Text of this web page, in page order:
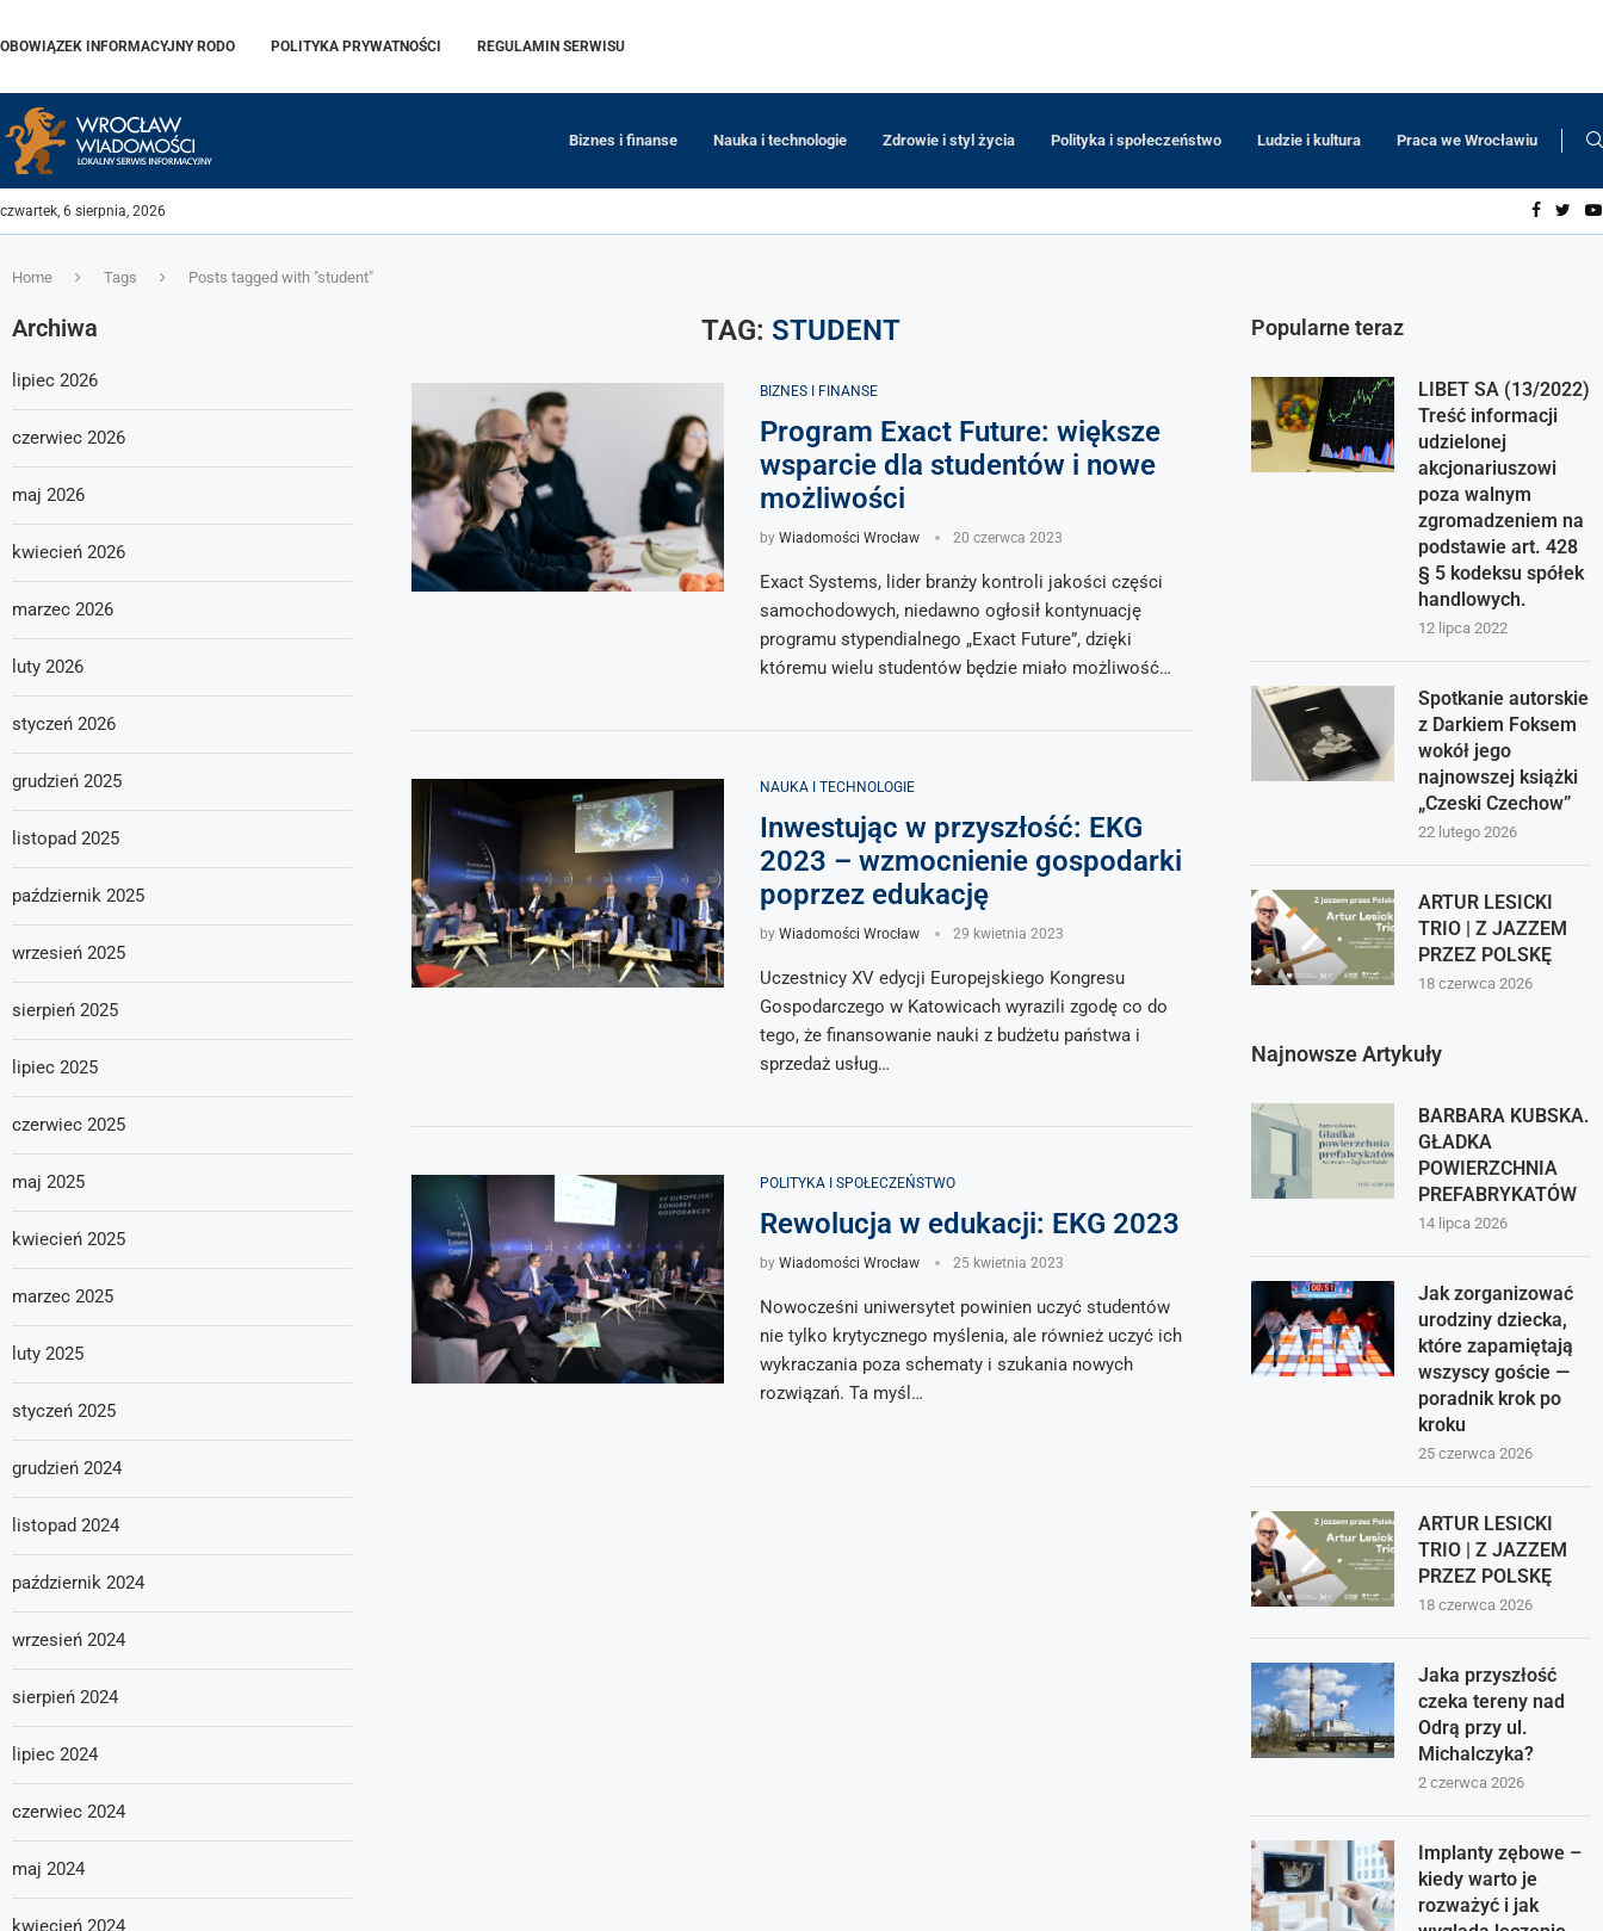
OBOWIĄZEK INFORMACYJNY RODO POLITYKA PRYWATNOŚCI REGULAMIN SERWISU
Biznes i finanse Nauka i technologie Zdrowie i styl życia Polityka i społeczeństwo Ludzie i kultura Praca we Wrocławiu
czwartek, 6 sierpnia, 2026
Home Tags Posts tagged with "student"
TAG:STUDENT
BIZNES I FINANSE
Program Exact Future: większe
wsparcie dla studentów i nowe
możliwości
by Wiadomości Wrocław 20 czerwca 2023
Exact Systems, lider branży kontroli jakości części
samochodowych, niedawno ogłosił kontynuację
programu stypendialnego „Exact Future”, dzięki
któremu wielu studentów będzie miało możliwość…
NAUKA I TECHNOLOGIE
Inwestując w przyszłość: EKG
2023 – wzmocnienie gospodarki
poprzez edukację
by Wiadomości Wrocław 29 kwietnia 2023
Uczestnicy XV edycji Europejskiego Kongresu
Gospodarczego w Katowicach wyrazili zgodę co do
tego, że finansowanie nauki z budżetu państwa i
sprzedaż usług…
POLITYKA I SPOŁECZEŃSTWO
Rewolucja w edukacji: EKG 2023
by Wiadomości Wrocław 25 kwietnia 2023
Nowocześni uniwersytet powinien uczyć studentów
nie tylko krytycznego myślenia, ale również uczyć ich
wykraczania poza schematy i szukania nowych
rozwiązań. Ta myśl…
Popularne teraz
LIBET SA (13/2022)
Treść informacji
udzielonej
akcjonariuszowi
poza walnym
zgromadzeniem na
podstawie art. 428
§ 5 kodeksu spółek
handlowych.
12 lipca 2022
Spotkanie autorskie
z Darkiem Foksem
wokół jego
najnowszej książki
„Czeski Czechow”
22 lutego 2026
ARTUR LESICKI
TRIO | Z JAZZEM
PRZEZ POLSKĘ
18 czerwca 2026
Najnowsze Artykuły
BARBARA KUBSKA.
GŁADKA
POWIERZCHNIA
PREFABRYKATÓW
14 lipca 2026
Jak zorganizować
urodziny dziecka,
które zapamiętają
wszyscy goście —
poradnik krok po
kroku
25 czerwca 2026
ARTUR LESICKI
TRIO | Z JAZZEM
PRZEZ POLSKĘ
18 czerwca 2026
Jaka przyszłość
czeka tereny nad
Odrą przy ul.
Michalczyka?
2 czerwca 2026
Implanty zębowe –
kiedy warto je
rozważyć i jak
Archiwa
lipiec 2026
czerwiec 2026
maj 2026
kwiecień 2026
marzec 2026
luty 2026
styczeń 2026
grudzień 2025
listopad 2025
październik 2025
wrzesień 2025
sierpień 2025
lipiec 2025
czerwiec 2025
maj 2025
kwiecień 2025
marzec 2025
luty 2025
styczeń 2025
grudzień 2024
listopad 2024
październik 2024
wrzesień 2024
sierpień 2024
lipiec 2024
czerwiec 2024
maj 2024
kwiecień 2024